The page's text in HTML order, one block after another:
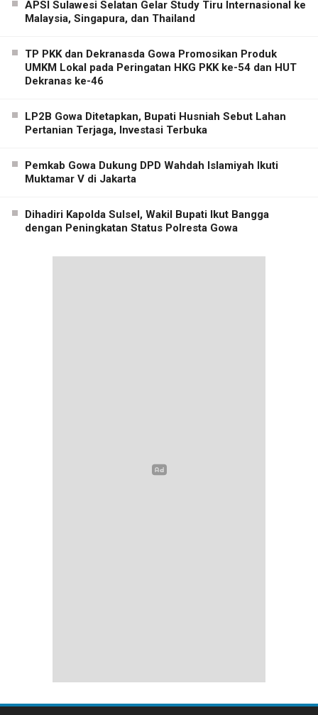
APSI Sulawesi Selatan Gelar Study Tiru Internasional ke
Malaysia, Singapura, dan Thailand
TP PKK dan Dekranasda Gowa Promosikan Produk
UMKM Lokal pada Peringatan HKG PKK ke-54 dan HUT
Dekranas ke-46
LP2B Gowa Ditetapkan, Bupati Husniah Sebut Lahan
Pertanian Terjaga, Investasi Terbuka
Pemkab Gowa Dukung DPD Wahdah Islamiyah Ikuti
Muktamar V di Jakarta
Dihadiri Kapolda Sulsel, Wakil Bupati Ikut Bangga
dengan Peningkatan Status Polresta Gowa